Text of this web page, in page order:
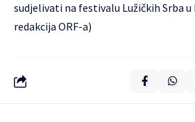
sudjelivati na festivalu Lužičkih Srba
redakcija ORF-a)